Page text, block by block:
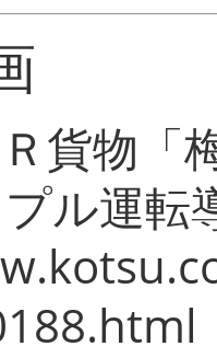
貨物「
ル運転